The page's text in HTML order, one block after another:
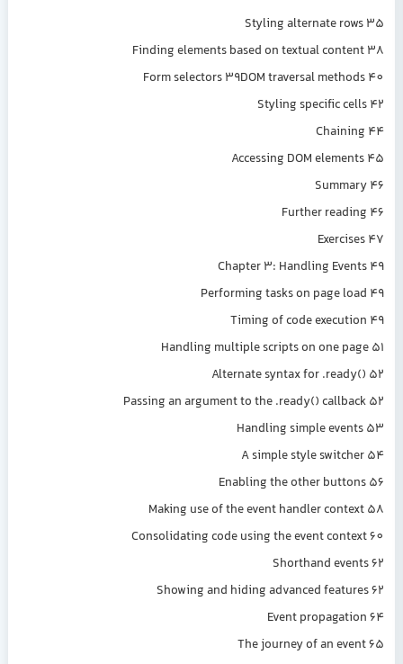
Styling alternate
Finding elements based on textual
Form selectors 39DOM traversal
Styling specific
Accessing DOM
Further
Chapter 3: Handling
Performing tasks on page
Timing of code
Handling multiple scripts on one
Alternate syntax for
Passing an argument to the .ready()
Handling simple
A simple style
Enabling the other
Making use of the event handler
Consolidating code using the event
Shorthand
Showing and hiding advanced
Event
The journey of an